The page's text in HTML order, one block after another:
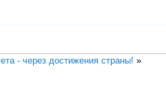
- через достижения страны! »